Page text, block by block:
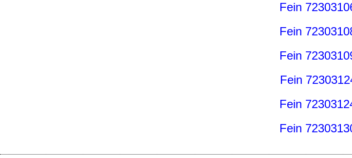
Fein
Fein
Fein
Fein
Fein
Fein